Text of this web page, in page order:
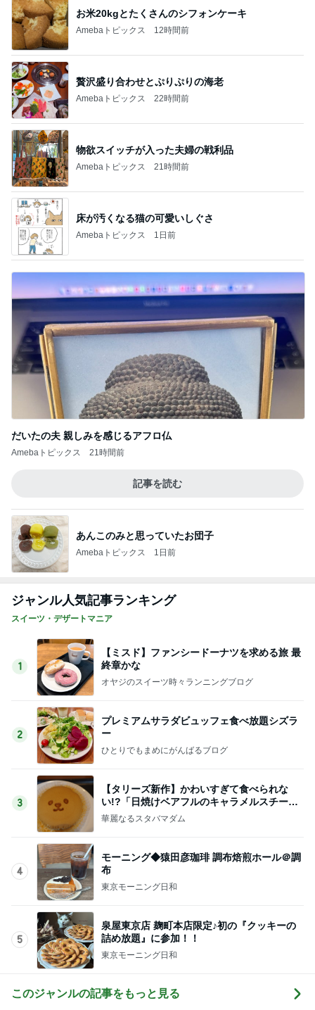
お米20kgとたくさんのシフォンケーキ
Amebaトピックス 12時間前
贅沢盛り合わせとぷりぷりの海老
Amebaトピックス 22時間前
物欲スイッチが入った夫婦の戦利品
Amebaトピックス 21時間前
床が汚くなる猫の可愛いしぐさ
Amebaトピックス 1日前
だいたの夫 親しみを感じるアフロ仏
Amebaトピックス 21時間前
記事を読む
あんこのみと思っていたお団子
Amebaトピックス 1日前
ジャンル人気記事ランキング
スイーツ・デザートマニア
1
【ミスド】ファンシードーナツを求める旅 最
終章かな
オヤジのスイーツ時々ランニングブログ
2
プレミアムサラダビュッフェ食べ放題シズラ
ー
ひとりでもまめにがんばるブログ
3
【タリーズ新作】かわいすぎて食べられな
い!?「日焼けベアフルのキャラメルスチーム
ケーキ」を実食
華麗なるスタバマダム
4
モーニング◆猿田彦珈琲 調布焙煎ホール＠調
布
東京モーニング日和
5
泉屋東京店 麹町本店限定♪初の『クッキーの
詰め放題』に参加！！
東京モーニング日和
このジャンルの記事をもっと見る